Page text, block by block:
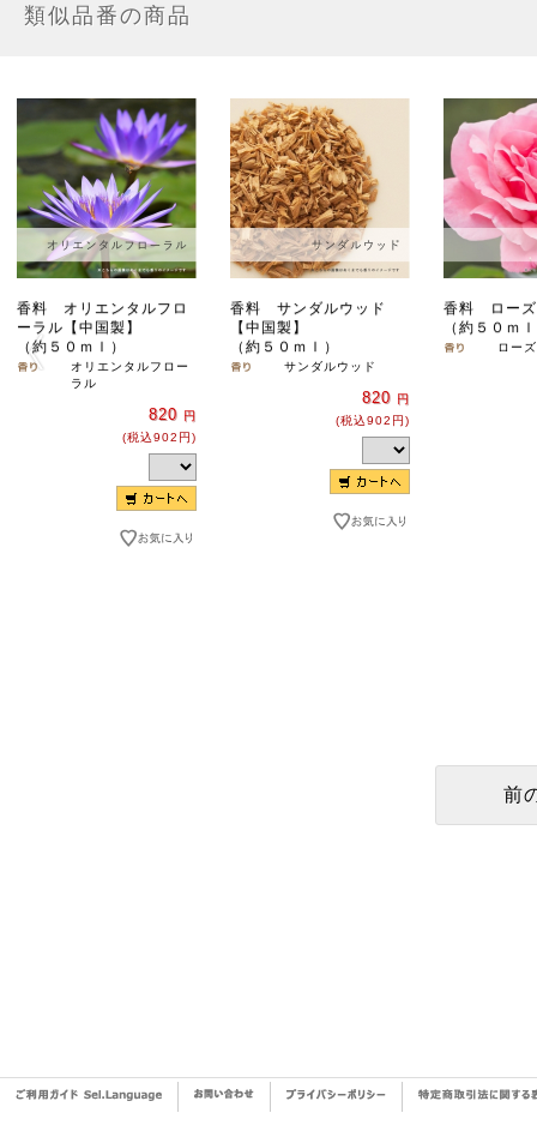
類似品番の商品
香料 オリエンタルフロ
ーラル【中国製】
（約５０ｍｌ）
オリエンタルフロー
ラル
820 円
(税込902円)
香料 サンダルウッド
【中国製】
（約５０ｍｌ）
サンダルウッド
820 円
(税込902円)
香料 ローズ
（約５０ｍ
ローズ